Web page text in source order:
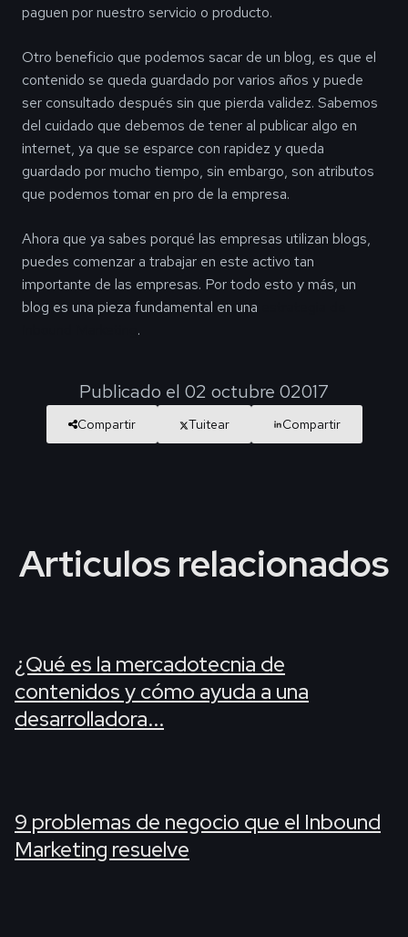
paguen por nuestro servicio o producto.
Otro beneficio que podemos sacar de un blog, es que el
contenido se queda guardado por varios años y puede
ser consultado después sin que pierda validez. Sabemos
del cuidado que debemos de tener al publicar algo en
internet, ya que se esparce con rapidez y queda
guardado por mucho tiempo, sin embargo, son atributos
que podemos tomar en pro de la empresa.
Ahora que ya sabes porqué las empresas utilizan blogs,
puedes comenzar a trabajar en este activo tan
importante de las empresas. Por todo esto y más, un
blog es una pieza fundamental en una
.
Publicado el 02 octubre 02017
Compartir Tuitear Compartir
Articulos relacionados
¿Qué es la mercadotecnia de
contenidos y cómo ayuda a una
desarrolladora...
9 problemas de negocio que el Inbound
Marketing resuelve